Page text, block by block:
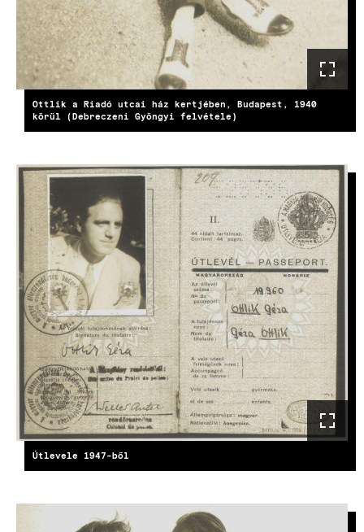
Ottlik a Riadó utcai ház kertjében, Budapest, 1940
körül (Debreczeni Gyöngyi felvétele)
Útlevele 1947-ből
KÉP